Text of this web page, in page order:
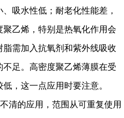
吸水性低；耐老化性能差，
乙烯，特别是热氧化作用会
需加入抗氧剂和紫外线吸收
足。高密度聚乙烯薄膜在受
，这一点应用时要注意。
清的应用，范围从可重复使用